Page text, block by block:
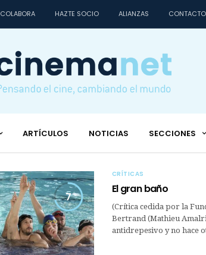
COLABORA HAZTE SOCIO ALIANZAS CONTACTO
ARTÍCULOS NOTICIAS SECCIONES
7
CRÍTICAS
El gran baño
(Crítica cedida por la
Bertrand (Mathieu
antidrepesivo y no hace